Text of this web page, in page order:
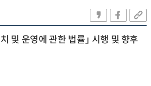
및 운영에 관한 법률」 시행 및 향후